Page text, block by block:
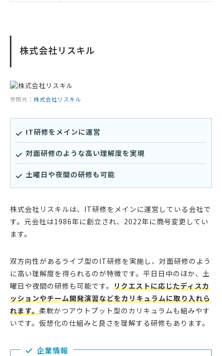
株式会社リスキル
参照元： 株式会社リスキル
IT研修をメインに運営
対面研修のような高い理解度を実現
土曜日や夜間の研修も可能
株式会社リスキルは、IT研修をメインに運営している会社で
す。元会社は1986年に創立され、2022年に商号変更してい
ます。
双方向性があるライブ型のIT研修を実施し、対面研修のよう
に高い理解度を得られるのが特徴です。平日日中のほか、土
曜日や夜間の研修も可能です。 リクエストに応じたディスカ
ッションやチーム開発演習などをカリキュラムに取り入れら
れます。柔軟かつアウトプット型のカリキュラムも組みやす
いです。仮想化の仕組みと良さを理解する研修もあります。
企業情報